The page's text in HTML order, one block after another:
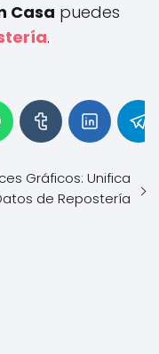
Casa puedes
.
Gráficos: Unifica
de Repostería